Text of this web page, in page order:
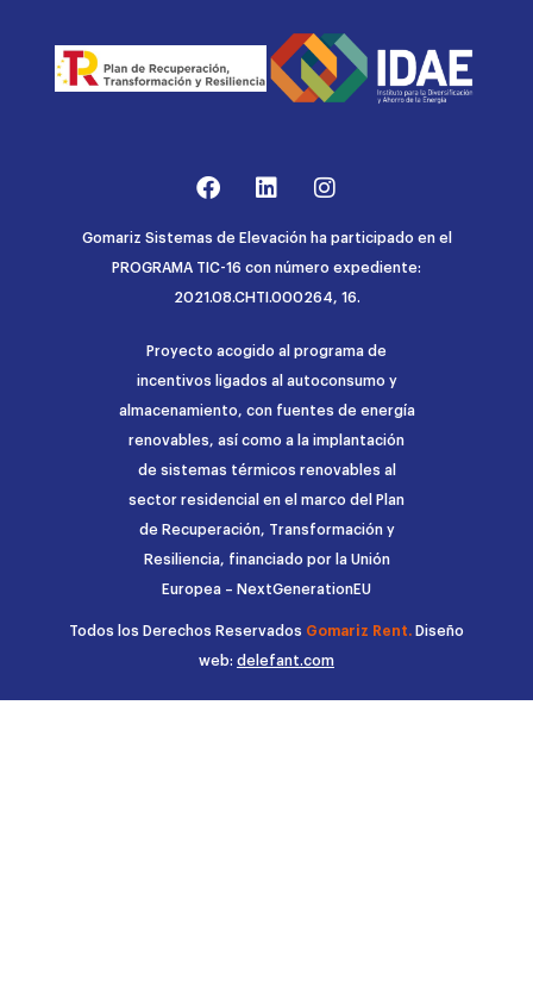
Gomariz Sistemas de Elevación ha participado en el
PROGRAMA TIC-16 con número expediente:
2021.08.CHTI.000264, 16.
Proyecto acogido al programa de
incentivos ligados al autoconsumo y
almacenamiento, con fuentes de energía
renovables, así como a la implantación
de sistemas térmicos renovables al
sector residencial en el marco del Plan
de Recuperación, Transformación y
Resiliencia, financiado por la Unión
Europea – NextGenerationEU
Todos los Derechos Reservados Gomariz Rent. Diseño
web: delefant.com